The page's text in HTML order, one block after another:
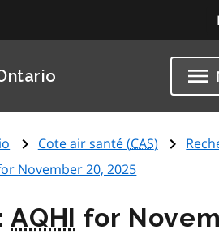
Cote air santé (CAS)
November 20, 2025
AQHI for